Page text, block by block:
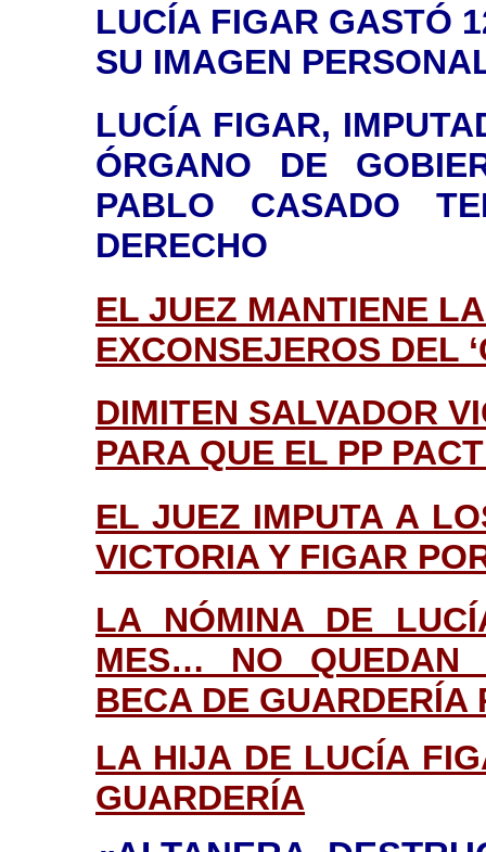
LUCÍA FIGAR GASTÓ
SU IMAGEN
LUCÍA FIGAR,
ÓRGANO DE
PABLO CASADO
DERECHO
EL JUEZ MANTIENE
EXCONSEJEROS DEL
DIMITEN SALVADOR
PARA QUE EL PP
EL JUEZ IMPUTA A
VICTORIA Y FIGAR
LA NÓMINA DE
MES… NO QUEDAN
BECA DE GUARDERÍA
LA HIJA DE LUCÍA
GUARDERÍA